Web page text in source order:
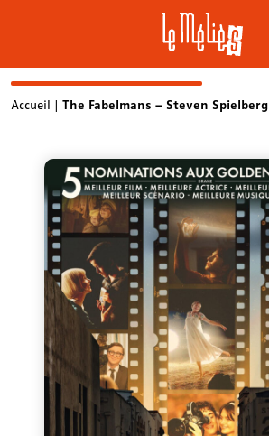
SkipAccueil | The Fabelmans – Steven Spielberg